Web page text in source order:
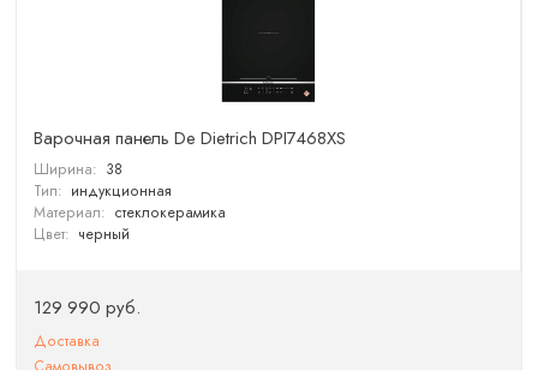
Варочная панель De Dietrich DPI7468XS
Ширина: 38
Тип: индукционная
Материал: стеклокерамика
Цвет: черный
129 990 руб.
Доставка